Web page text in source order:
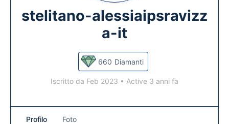
stelitano-alessiaipsravizz
a-it
660 Diamanti
Iscritto da Feb 2023 • Active 3 anni fa
Profilo Foto